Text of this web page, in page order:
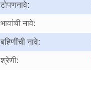
टोपणनावे:
भावांची नावे:
बहिणींची नावे:
श्रेणी: